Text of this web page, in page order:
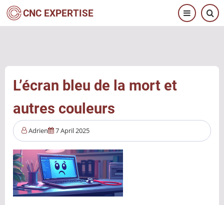
Aller
au
CNC EXPERTISE
L’écran bleu de la mort et
autres couleurs
Adrien 7 April 2025